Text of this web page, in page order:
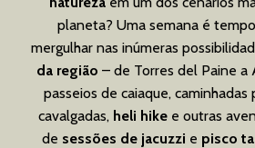
planeta? Uma semana é
mergulhar nas inúmeras
da região – de Torres del Paine a
passeios de caiaque, caminhadas
cavalgadas, heli hikee outras
de sessões de jacuzzi e pisco